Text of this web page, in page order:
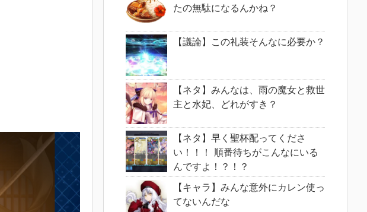
たの無駄になるんかね？
【議論】この礼装そんなに必要か？
【ネタ】みんなは、雨の魔女と救世
主と水妃、どれがすき？
【ネタ】早く聖杯配ってくださ
い！！！ 順番待ちがこんなにいる
んですよ！？！？
【キャラ】みんな意外にカレン使っ
てないんだな